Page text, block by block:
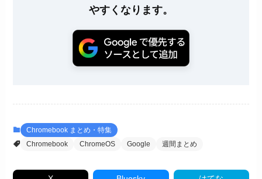
やすくなります。
Chromebook まとめ・特集
Chromebook
ChromeOS Google 週間まとめ